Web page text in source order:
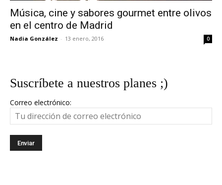
Música, cine y sabores gourmet entre olivos
en el centro de Madrid
Nadia González - 13 enero, 2016 0
Suscríbete a nuestros planes ;)
Correo electrónico: